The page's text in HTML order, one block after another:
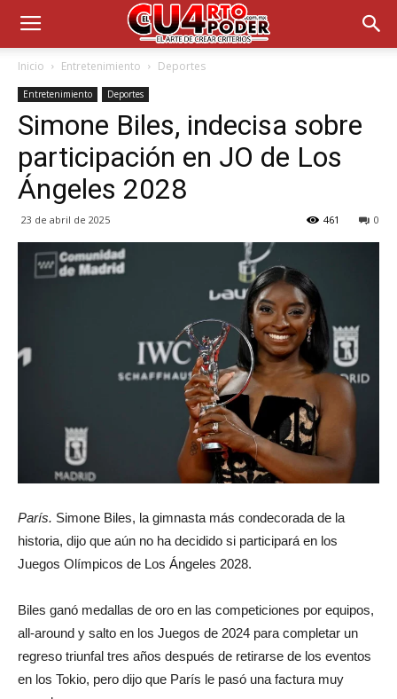
Inicio Entretenimiento Deportes
Entretenimiento Deportes
Simone Biles, indecisa sobre
participación en JO de Los
Ángeles 2028
23 de abril de 2025 0
461
París. Simone Biles, la gimnasta más condecorada de la
historia, dijo que aún no ha decidido si participará en los
Juegos Olímpicos de Los Ángeles 2028.
Biles ganó medallas de oro en las competiciones por equipos,
all-around y salto en los Juegos de 2024 para completar un
regreso triunfal tres años después de retirarse de los eventos
en los Tokio, pero dijo que París le pasó una factura muy